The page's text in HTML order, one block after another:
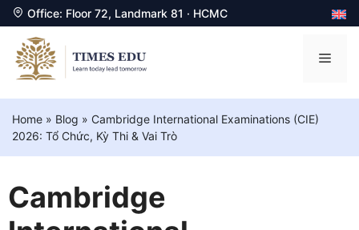
Office: Floor 72, Landmark 81 · HCMC
Chuyển
đến
nội
dung
Home » Blog » Cambridge International Examinations (CIE)
2026: Tổ Chức, Kỳ Thi & Vai Trò
Cambridge